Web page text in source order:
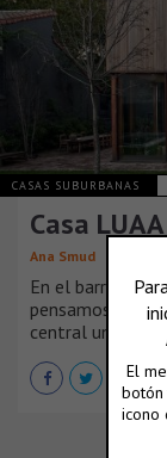
CASAS SUBURBANAS
Casa LUAA
Ana Smud
En el barrio
pensamos una
central un